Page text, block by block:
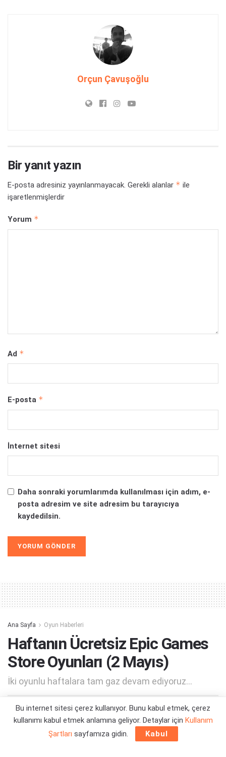
Orçun Çavuşoğlu
Bir yanıt yazın
E-posta adresiniz yayınlanmayacak. Gerekli alanlar * ile
işaretlenmişlerdir
Yorum *
Ad *
E-posta *
İnternet sitesi
Daha sonraki yorumlarımda kullanılması için adım, e-
posta adresim ve site adresim bu tarayıcıya
kaydedilsin.
Ana Sayfa Oyun Haberleri
Haftanın Ücretsiz Epic Games
Store Oyunları (2 Mayıs)
İki oyunlu haftalara tam gaz devam ediyoruz...
Yazar: Orçun Çavuşoğlu 02/05/2024 18:05
Bu internet sitesi çerez kullanıyor. Bunu kabul etmek, çerez
kullanımı kabul etmek anlamına geliyor. Detaylar için Kullanım
Şartları sayfamıza gidin. Kabul